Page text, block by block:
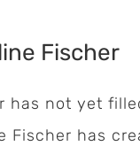
Fischer
has not yet
Fischer has